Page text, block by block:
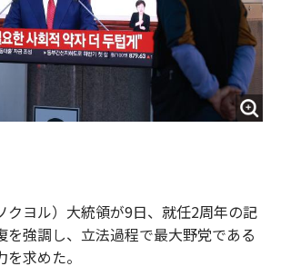
クヨル）大統領が9日、就任2周年の記
を強調し、立法過程で最大野党である
求めた。